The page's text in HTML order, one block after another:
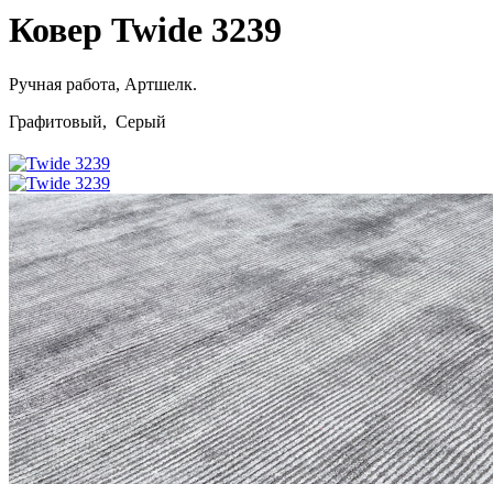
Ковер Twide 3239
Ручная работа, Артшелк.
Графитовый, Серый